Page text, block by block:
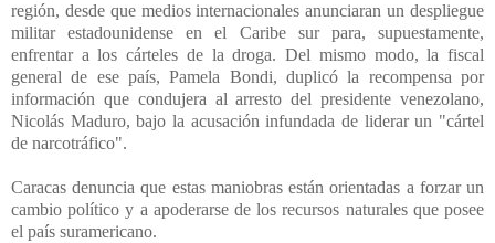
región, desde que medios internacionales anunciaran un despliegue
militar estadounidense en el Caribe sur para, supuestamente,
enfrentar a los cárteles de la droga. Del mismo modo, la fiscal
general de ese país, Pamela Bondi, duplicó la recompensa por
información que condujera al arresto del presidente venezolano,
Nicolás Maduro, bajo la acusación infundada de liderar un "cártel
de narcotráfico".
Caracas denuncia que estas maniobras están orientadas a forzar un
cambio político y a apoderarse de los recursos naturales que posee
el país suramericano.